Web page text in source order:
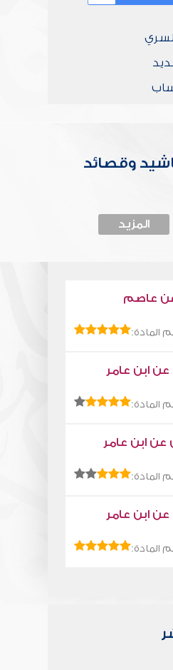
وقصائد
المزيد
عن عاصم
المادة:
عن ابن عامر
المادة:
عن ابن عامر
المادة:
عن ابن عامر
المادة: